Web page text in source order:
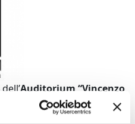
Auditorium “Vincenzo
un cartellone con12
dicembre.